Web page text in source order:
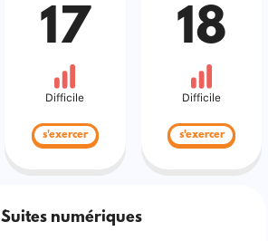
17
Difficile
s'exercer
18
Difficile
s'exercer
Suites numériques